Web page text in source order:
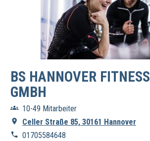
BS HANNOVER FITNESS
GMBH
10-49 Mitarbeiter
Celler Straße 85, 30161 Hannover
01705584648